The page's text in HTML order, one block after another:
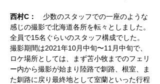
西村C： 少数のスタッフでの一座のような
感じの撮影で北海道各所を転々としました。
全員で15名ぐらいのスタッフ構成でした。
撮影期間は2021年10月中旬〜11月中旬で、
ロケ場所としては、まず苫小牧までのフェリ
ー内から撮影が始まり陸路で釧路、根室、ま
た釧路に戻り最終地として室蘭といった行程